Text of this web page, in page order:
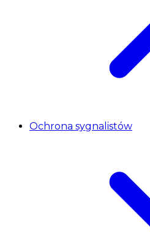
Ochrona sygnalistów